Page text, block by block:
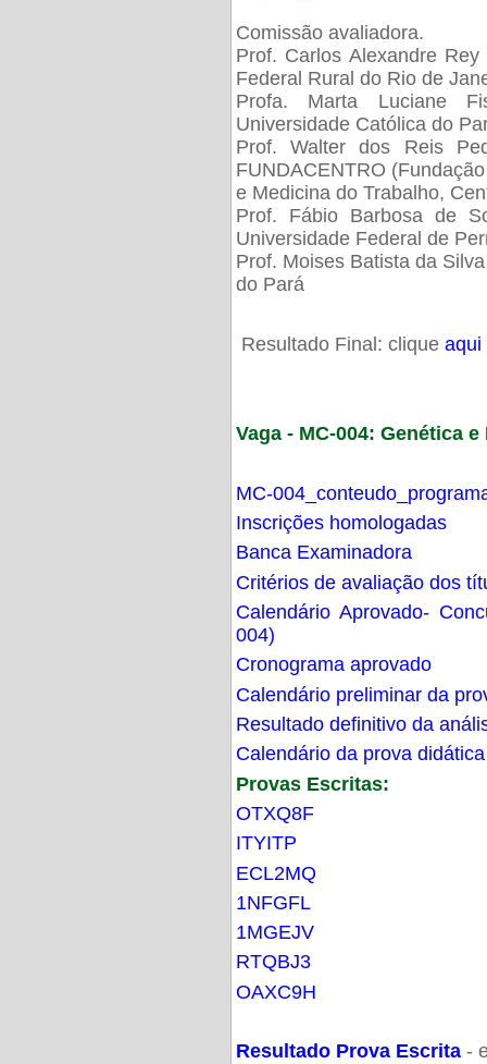
Comissão avaliadora.
Prof. Carlos Alexandre
Federal Rural do Rio de
Profa. Marta Luciane
Universidade Católica do
Prof. Walter dos Reis
FUNDACENTRO
e Medicina do Trabalho,
Prof. Fábio Barbosa de
Universidade Federal de
Prof. Moises Batista da
do Pará
Resultado Final: clique aqui
Vaga - MC-004: Genética
MC-
Inscrições homologadas
Banca Examinadora
Critérios de avaliação dos
Calendário Aprovado-
004)
Cronograma aprovado
Calendário preliminar da
Resultado definitivo da
Calendário da prova didática
Provas Escritas:
OTXQ8F
ITYITP
ECL2MQ
1NFGFL
1MGEJV
RTQBJ3
OAXC9H
Resultado Prova Escrita -